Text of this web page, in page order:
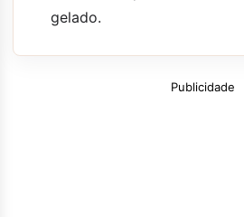
gelado.
Publicidade